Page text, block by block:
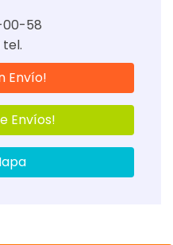
00-58
Envío!
Envíos!